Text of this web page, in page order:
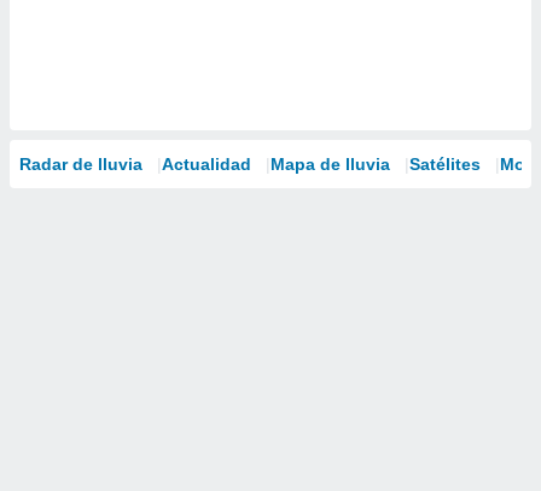
Radar de lluvia Actualidad Mapa de lluvia Satélites